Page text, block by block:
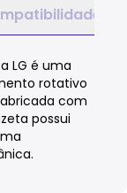
LG é uma
rotativo
com
possui